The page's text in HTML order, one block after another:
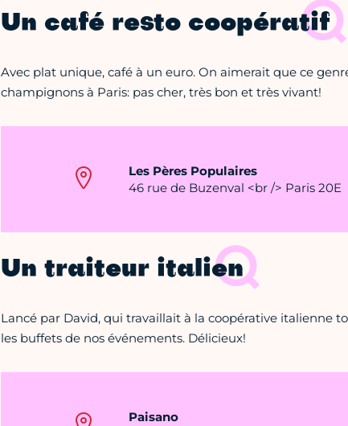
Un café resto coopératif
Avec plat unique, café à un euro. On aimerait que ce
champignons à Paris: pas cher, très bon et très vivant!
Les Pères Populaires
46 rue de Buzenval <br /> Paris 20E
Un traiteur italien
Lancé par David, qui travaillait à la coopérative italienne
les buffets de nos événements. Délicieux!
Paisano